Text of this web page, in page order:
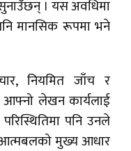
। यस अवधिमा
मानसिक रूपमा भने
नियमित जाँच र
आफ्नो लेखन कार्यलाई
पनि उनले
मुख्य आधार